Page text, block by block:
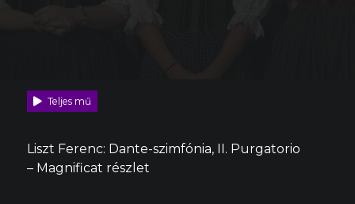
Teljes mű
Liszt Ferenc: Dante-szimfónia, II. Purgatorio
– Magnificat részlet